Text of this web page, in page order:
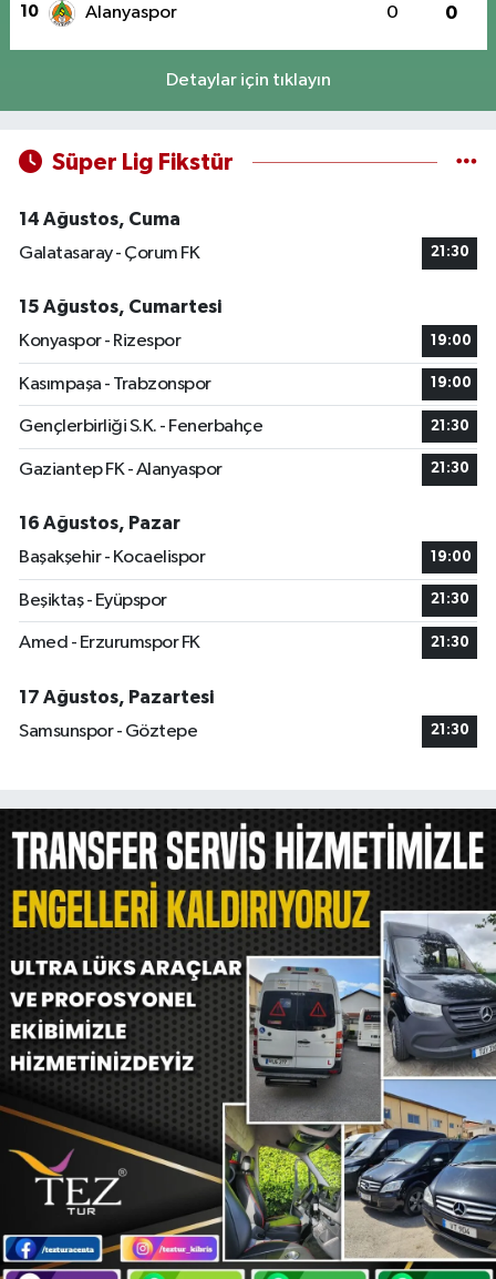
10 Alanyaspor 0 0
Detaylar için tıklayın
Süper Lig Fikstür
14 Ağustos, Cuma
Galatasaray - Çorum FK
21:30
15 Ağustos, Cumartesi
Konyaspor - Rizespor
19:00
Kasımpaşa - Trabzonspor 19:00
Gençlerbirliği S.K. - Fenerbahçe 21:30
Gaziantep FK - Alanyaspor 21:30
16 Ağustos, Pazar
Başakşehir - Kocaelispor
19:00
Beşiktaş - Eyüpspor 21:30
Amed - Erzurumspor FK 21:30
17 Ağustos, Pazartesi
Samsunspor - Göztepe
21:30